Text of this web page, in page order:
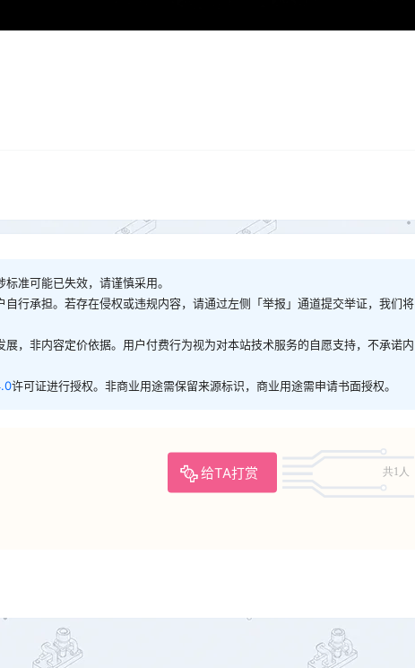
准可能已失效，请谨慎采用。
行承担。若存在侵权或违规内容，请通过左侧「举报」通道提交举证，我们将
，非内容定价依据。用户付费行为视为对本站技术服务的自愿支持，不承诺内
许可证进行授权。非商业用途需保留来源标识，商业用途需申请书面授权。
给TA打赏 共1人